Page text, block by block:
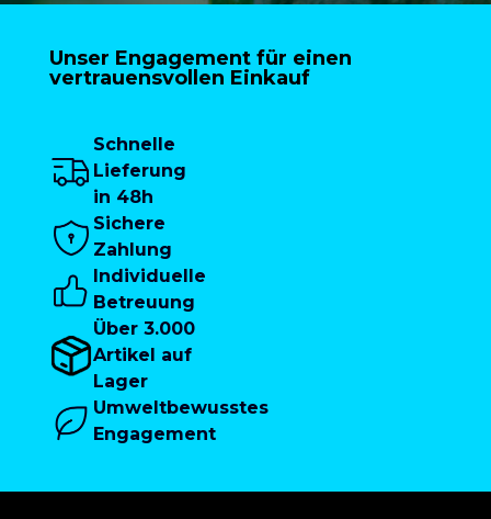
Unser Engagement für einen
vertrauensvollen Einkauf
Schnelle
Lieferung
in 48h
Sichere
Zahlung
Individuelle
Betreuung
Über 3.000
Artikel auf
Lager
Umweltbewusstes
Engagement